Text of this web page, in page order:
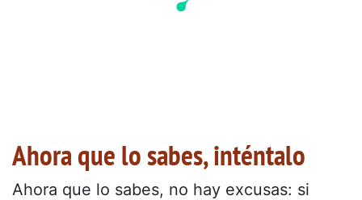
Ahora que lo sabes, inténtalo
Ahora que lo sabes, no hay excusas: si